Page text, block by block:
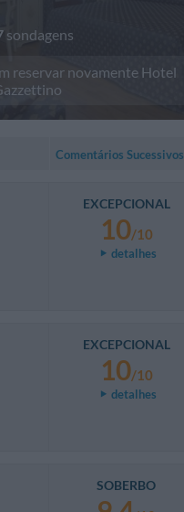
sondagens
reservar novamente Hotel
Comentários Sucessivos
EXCEPCIONAL
10/10
detalhes
EXCEPCIONAL
10/10
detalhes
SOBERBO